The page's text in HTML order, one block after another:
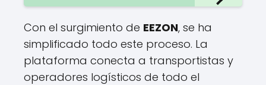
Con el surgimiento de EEZON, se ha
simplificado todo este proceso. La
plataforma conecta a transportistas y
operadores logísticos de todo el